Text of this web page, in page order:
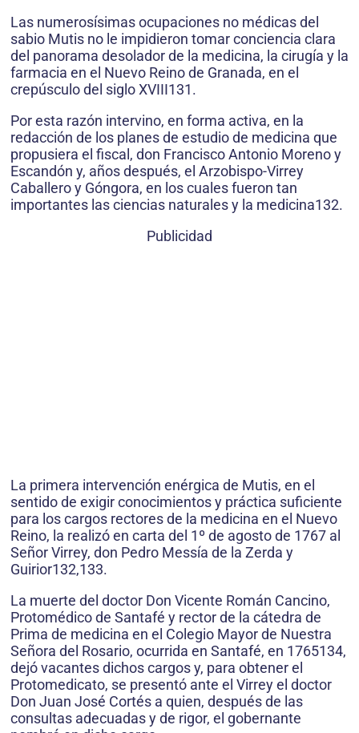
Las numerosísimas ocupaciones no médicas del
sabio Mutis no le impidieron tomar conciencia clara
del panorama desolador de la medicina, la cirugía y la
farmacia en el Nuevo Reino de Granada, en el
crepúsculo del siglo XVIII131.
Por esta razón intervino, en forma activa, en la
redacción de los planes de estudio de medicina que
propusiera el fiscal, don Francisco Antonio Moreno y
Escandón y, años después, el Arzobispo-Virrey
Caballero y Góngora, en los cuales fueron tan
importantes las ciencias naturales y la medicina132.
Publicidad
La primera intervención enérgica de Mutis, en el
sentido de exigir conocimientos y práctica suficiente
para los cargos rectores de la medicina en el Nuevo
Reino, la realizó en carta del 1º de agosto de 1767 al
Señor Virrey, don Pedro Messía de la Zerda y
Guirior132,133.
La muerte del doctor Don Vicente Román Cancino,
Protomédico de Santafé y rector de la cátedra de
Prima de medicina en el Colegio Mayor de Nuestra
Señora del Rosario, ocurrida en Santafé, en 1765134,
dejó vacantes dichos cargos y, para obtener el
Protomedicato, se presentó ante el Virrey el doctor
Don Juan José Cortés a quien, después de las
consultas adecuadas y de rigor, el gobernante